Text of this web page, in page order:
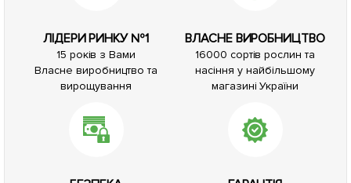
ЛІДЕРИ РИНКУ №1
15 років з Вами
Власне виробництво та
вирощування
ВЛАСНЕ ВИРОБНИЦТВО
16000 сортів рослин та
насіння у найбільшому
магазині України